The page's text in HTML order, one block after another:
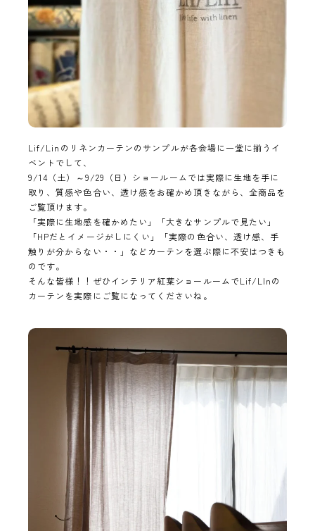
Lif/Linのリネンカーテンのサンプルが各会場に一堂に揃うイ
ベントでして、
9/14（土）～9/29（日）ショールームでは実際に生地を手に
取り、質感や色合い、透け感をお確かめ頂きながら、全商品を
ご覧頂けます。
「実際に生地感を確かめたい」「大きなサンプルで見たい」
「HPだとイメージがしにくい」「実際の色合い、透け感、手
触りが分からない・・」などカーテンを選ぶ際に不安はつきも
のです。
そんな皆様！！ぜひインテリア紅葉ショールームでLif/LInの
カーテンを実際にご覧になってくださいね。